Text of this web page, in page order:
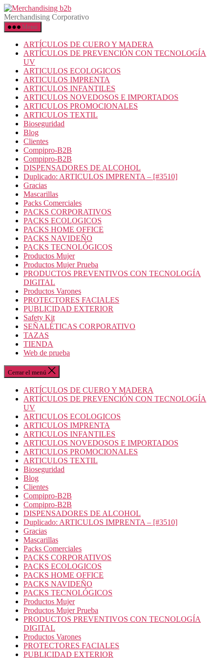
Saltar
al
contenido
Merchandising
b2b
Merchandising Corporativo
Menú
ARTÍCULOS DE CUERO Y MADERA
ARTÍCULOS DE PREVENCIÓN CON TECNOLOGÍA
UV
ARTICULOS ECOLOGICOS
ARTICULOS IMPRENTA
ARTICULOS INFANTILES
ARTICULOS NOVEDOSOS E IMPORTADOS
ARTICULOS PROMOCIONALES
ARTICULOS TEXTIL
Bioseguridad
Blog
Clientes
Compipro-B2B
Compipro-B2B
DISPENSADORES DE ALCOHOL
Duplicado: ARTICULOS IMPRENTA – [#3510]
Gracias
Mascarillas
Packs Comerciales
PACKS CORPORATIVOS
PACKS ECOLOGICOS
PACKS HOME OFFICE
PACKS NAVIDEÑO
PACKS TECNOLÓGICOS
Productos Mujer
Productos Mujer Prueba
PRODUCTOS PREVENTIVOS CON TECNOLOGÍA
DIGITAL
Productos Varones
PROTECTORES FACIALES
PUBLICIDAD EXTERIOR
Safety Kit
SEÑALÉTICAS CORPORATIVO
TAZAS
TIENDA
Web de prueba
Cerrar el menú
ARTÍCULOS DE CUERO Y MADERA
ARTÍCULOS DE PREVENCIÓN CON TECNOLOGÍA
UV
ARTICULOS ECOLOGICOS
ARTICULOS IMPRENTA
ARTICULOS INFANTILES
ARTICULOS NOVEDOSOS E IMPORTADOS
ARTICULOS PROMOCIONALES
ARTICULOS TEXTIL
Bioseguridad
Blog
Clientes
Compipro-B2B
Compipro-B2B
DISPENSADORES DE ALCOHOL
Duplicado: ARTICULOS IMPRENTA – [#3510]
Gracias
Mascarillas
Packs Comerciales
PACKS CORPORATIVOS
PACKS ECOLOGICOS
PACKS HOME OFFICE
PACKS NAVIDEÑO
PACKS TECNOLÓGICOS
Productos Mujer
Productos Mujer Prueba
PRODUCTOS PREVENTIVOS CON TECNOLOGÍA
DIGITAL
Productos Varones
PROTECTORES FACIALES
PUBLICIDAD EXTERIOR